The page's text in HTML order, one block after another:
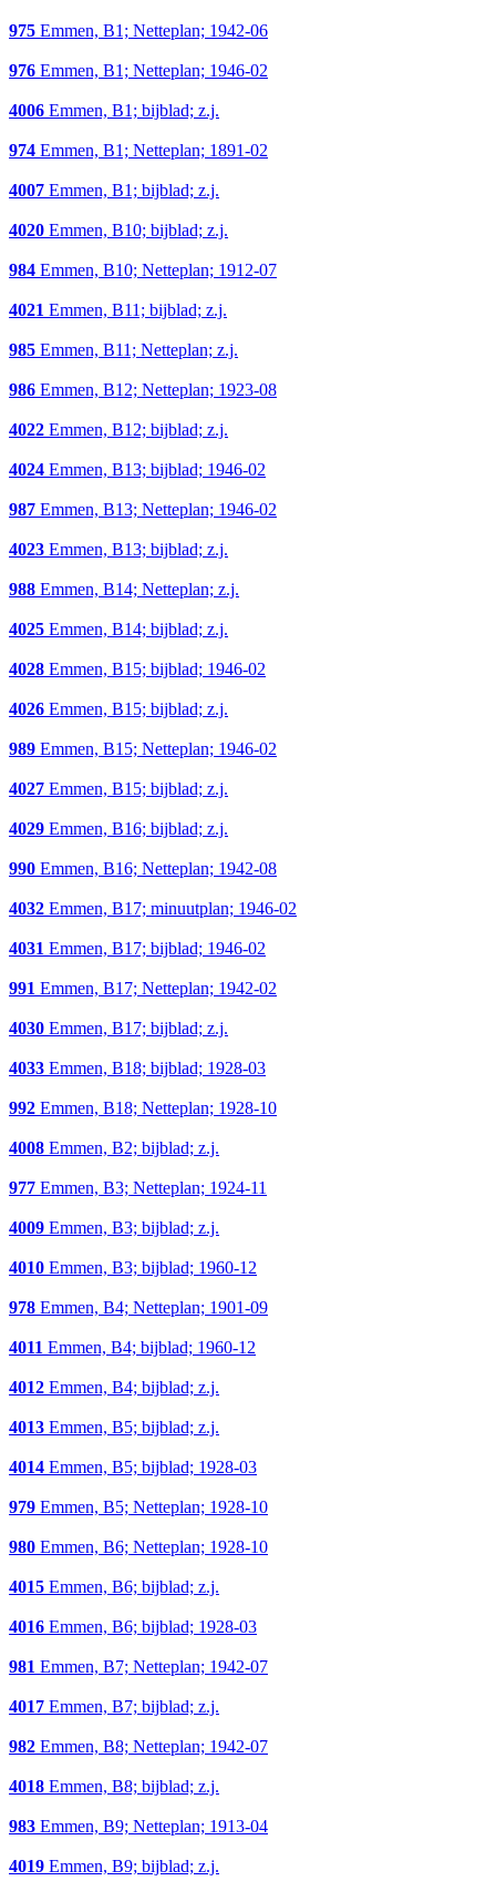
975 Emmen, B1; Netteplan; 1942-06
976 Emmen, B1; Netteplan; 1946-02
4006 Emmen, B1; bijblad; z.j.
974 Emmen, B1; Netteplan; 1891-02
4007 Emmen, B1; bijblad; z.j.
4020 Emmen, B10; bijblad; z.j.
984 Emmen, B10; Netteplan; 1912-07
4021 Emmen, B11; bijblad; z.j.
985 Emmen, B11; Netteplan; z.j.
986 Emmen, B12; Netteplan; 1923-08
4022 Emmen, B12; bijblad; z.j.
4024 Emmen, B13; bijblad; 1946-02
987 Emmen, B13; Netteplan; 1946-02
4023 Emmen, B13; bijblad; z.j.
988 Emmen, B14; Netteplan; z.j.
4025 Emmen, B14; bijblad; z.j.
4028 Emmen, B15; bijblad; 1946-02
4026 Emmen, B15; bijblad; z.j.
989 Emmen, B15; Netteplan; 1946-02
4027 Emmen, B15; bijblad; z.j.
4029 Emmen, B16; bijblad; z.j.
990 Emmen, B16; Netteplan; 1942-08
4032 Emmen, B17; minuutplan; 1946-02
4031 Emmen, B17; bijblad; 1946-02
991 Emmen, B17; Netteplan; 1942-02
4030 Emmen, B17; bijblad; z.j.
4033 Emmen, B18; bijblad; 1928-03
992 Emmen, B18; Netteplan; 1928-10
4008 Emmen, B2; bijblad; z.j.
977 Emmen, B3; Netteplan; 1924-11
4009 Emmen, B3; bijblad; z.j.
4010 Emmen, B3; bijblad; 1960-12
978 Emmen, B4; Netteplan; 1901-09
4011 Emmen, B4; bijblad; 1960-12
4012 Emmen, B4; bijblad; z.j.
4013 Emmen, B5; bijblad; z.j.
4014 Emmen, B5; bijblad; 1928-03
979 Emmen, B5; Netteplan; 1928-10
980 Emmen, B6; Netteplan; 1928-10
4015 Emmen, B6; bijblad; z.j.
4016 Emmen, B6; bijblad; 1928-03
981 Emmen, B7; Netteplan; 1942-07
4017 Emmen, B7; bijblad; z.j.
982 Emmen, B8; Netteplan; 1942-07
4018 Emmen, B8; bijblad; z.j.
983 Emmen, B9; Netteplan; 1913-04
4019 Emmen, B9; bijblad; z.j.